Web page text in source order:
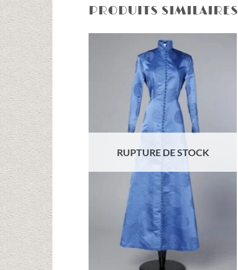
PRODUITS SIMILAIRES
RUPTURE DE STOCK